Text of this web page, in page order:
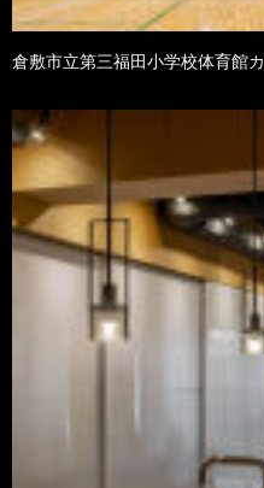
倉敷市立第三福田小学校体育館